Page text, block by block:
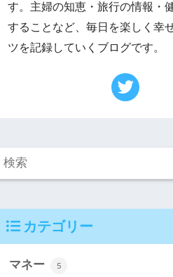
す。主婦の知恵・旅行の情報・
することなど、毎日を楽しく幸
ツを記録していくブログです。
カテゴリー
マネー 5